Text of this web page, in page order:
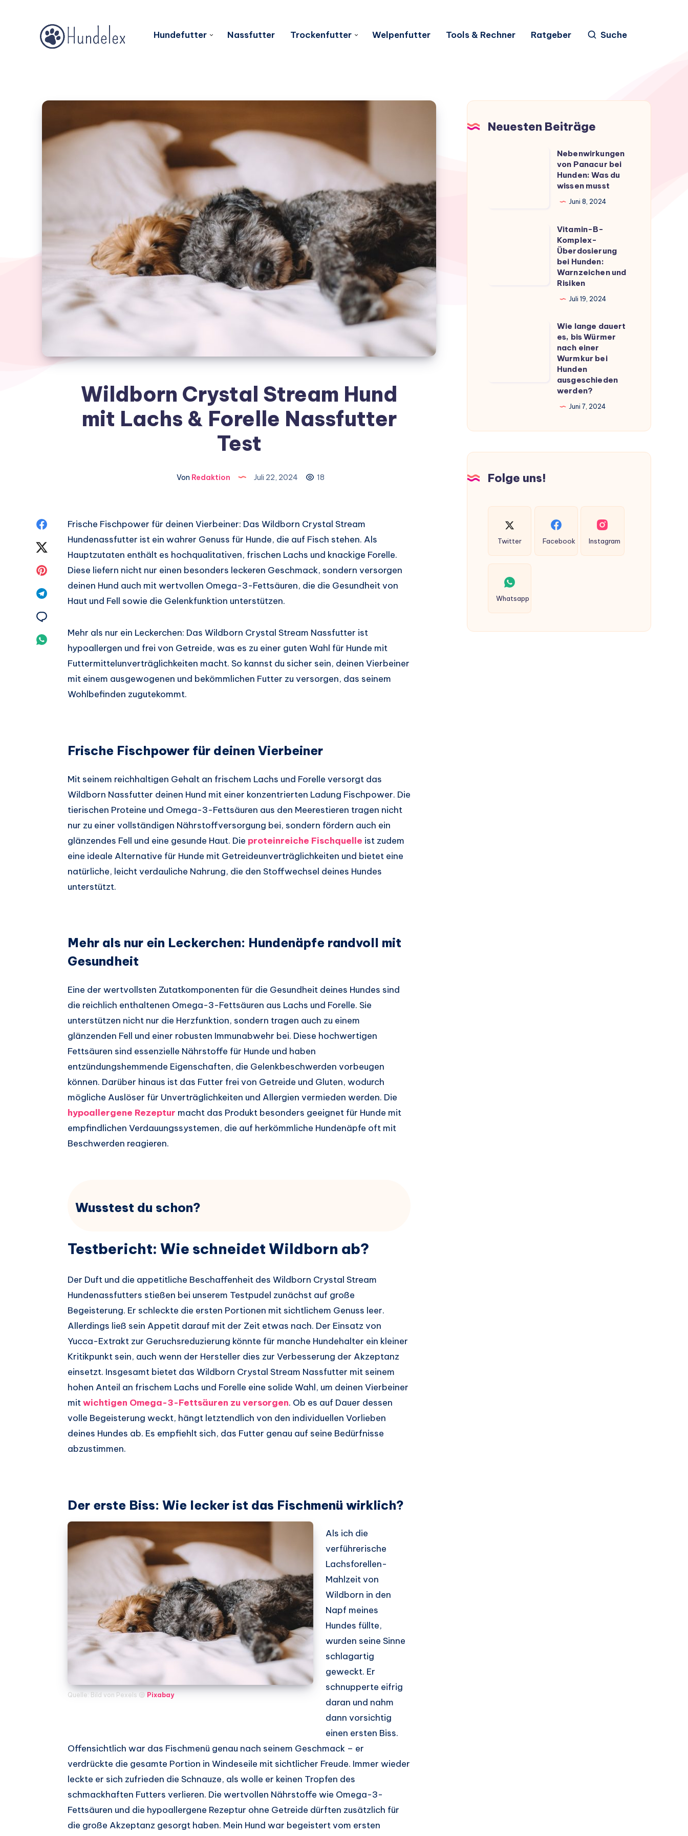
Hundefutter Nassfutter Trockenfutter Welpenfutter Tools & Rechner Ratgeber Suche
Wildborn Crystal Stream Hund
mit Lachs & Forelle Nassfutter
Test
Von Redaktion Juli 22, 2024 18
Facebook
teilen.
Twitter
teilen.
Pinterest
teilen.
Email
Whatsapp
teilen.
Frische Fischpower für deinen Vierbeiner: Das Wildborn Crystal Stream
Hundenassfutter ist ein wahrer Genuss für Hunde, die auf Fisch stehen. Als
Hauptzutaten enthält es hochqualitativen, frischen Lachs und knackige Forelle.
Diese liefern nicht nur einen besonders leckeren Geschmack, sondern versorgen
deinen Hund auch mit wertvollen Omega-3-Fettsäuren, die die Gesundheit von
Haut und Fell sowie die Gelenkfunktion unterstützen.
Mehr als nur ein Leckerchen: Das Wildborn Crystal Stream Nassfutter ist
hypoallergen und frei von Getreide, was es zu einer guten Wahl für Hunde mit
Futtermittelunverträglichkeiten macht. So kannst du sicher sein, deinen Vierbeiner
mit einem ausgewogenen und bekömmlichen Futter zu versorgen, das seinem
Wohlbefinden zugutekommt.
Frische Fischpower für deinen Vierbeiner
Mit seinem reichhaltigen Gehalt an frischem Lachs und Forelle versorgt das
Wildborn Nassfutter deinen Hund mit einer konzentrierten Ladung Fischpower. Die
tierischen Proteine und Omega-3-Fettsäuren aus den Meerestieren tragen nicht
nur zu einer vollständigen Nährstoffversorgung bei, sondern fördern auch ein
glänzendes Fell und eine gesunde Haut. Die proteinreiche Fischquelle ist zudem
eine ideale Alternative für Hunde mit Getreideunverträglichkeiten und bietet eine
natürliche, leicht verdauliche Nahrung, die den Stoffwechsel deines Hundes
unterstützt.
Mehr als nur ein Leckerchen: Hundenäpfe randvoll mit
Gesundheit
Eine der wertvollsten Zutatkomponenten für die Gesundheit deines Hundes sind
die reichlich enthaltenen Omega-3-Fettsäuren aus Lachs und Forelle. Sie
unterstützen nicht nur die Herzfunktion, sondern tragen auch zu einem
glänzenden Fell und einer robusten Immunabwehr bei. Diese hochwertigen
Fettsäuren sind essenzielle Nährstoffe für Hunde und haben
entzündungshemmende Eigenschaften, die Gelenkbeschwerden vorbeugen
können. Darüber hinaus ist das Futter frei von Getreide und Gluten, wodurch
mögliche Auslöser für Unverträglichkeiten und Allergien vermieden werden. Die
hypoallergene Rezeptur macht das Produkt besonders geeignet für Hunde mit
empfindlichen Verdauungssystemen, die auf herkömmliche Hundenäpfe oft mit
Beschwerden reagieren.
Wusstest du schon?
Testbericht: Wie schneidet Wildborn ab?
Der Duft und die appetitliche Beschaffenheit des Wildborn Crystal Stream
Hundenassfutters stießen bei unserem Testpudel zunächst auf große
Begeisterung. Er schleckte die ersten Portionen mit sichtlichem Genuss leer.
Allerdings ließ sein Appetit darauf mit der Zeit etwas nach. Der Einsatz von
Yucca-Extrakt zur Geruchsreduzierung könnte für manche Hundehalter ein kleiner
Kritikpunkt sein, auch wenn der Hersteller dies zur Verbesserung der Akzeptanz
einsetzt. Insgesamt bietet das Wildborn Crystal Stream Nassfutter mit seinem
hohen Anteil an frischem Lachs und Forelle eine solide Wahl, um deinen Vierbeiner
mitwichtigen Omega-3-Fettsäuren zu versorgen. Ob es auf Dauer dessen
volle Begeisterung weckt, hängt letztendlich von den individuellen Vorlieben
deines Hundes ab. Es empfiehlt sich, das Futter genau auf seine Bedürfnisse
abzustimmen.
Der erste Biss: Wie lecker ist das Fischmenü wirklich?
Quelle: Bild von Pexels @ Pixabay
Als ich die
verführerische
Lachsforellen-
Mahlzeit von
Wildborn in den
Napf meines
Hundes füllte,
wurden seine Sinne
schlagartig
geweckt. Er
schnupperte eifrig
daran und nahm
dann vorsichtig
einen ersten Biss.
Offensichtlich war das Fischmenü genau nach seinem Geschmack – er
verdrückte die gesamte Portion in Windeseile mit sichtlicher Freude. Immer wieder
leckte er sich zufrieden die Schnauze, als wolle er keinen Tropfen des
schmackhaften Futters verlieren. Die wertvollen Nährstoffe wie Omega-3-
Fettsäuren und die hypoallergene Rezeptur ohne Getreide dürften zusätzlich für
die große Akzeptanz gesorgt haben. Mein Hund war begeistert vom ersten
Neuesten Beiträge
Nebenwirkungen
von Panacur bei
Hunden: Was du
wissen musst
Juni 8, 2024
Vitamin-B-
Komplex-
Überdosierung
bei Hunden:
Warnzeichen und
Risiken
Juli 19, 2024
Hunden
ausgeschieden
Wie lange dauert
es, bis Würmer
nach einer
Wurmkur bei
Hunden
ausgeschieden
werden?
Juni 7, 2024
Folge uns!
Twitter Facebook Instagram
Whatsapp